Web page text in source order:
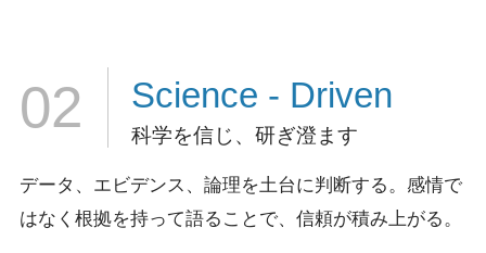
02 Science - Driven
科学を信じ、研ぎ澄ます
データ、エビデンス、論理を土台に判断する。 感情で
はなく根拠を持って語ることで、信頼が積み上がる。